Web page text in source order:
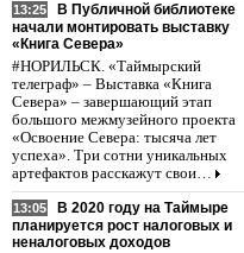
13:25
В Публичной библиотеке
начали монтировать выставку
«Книга Севера»
#НОРИЛЬСК. «Таймырский
телеграф» – Выставка «Книга
Севера» – завершающий этап
большого межмузейного проекта
«Освоение Севера: тысяча лет
успеха». Три сотни уникальных
артефактов расскажут свои…
13:05
В 2020 году на Таймыре
планируется рост налоговых и
неналоговых доходов